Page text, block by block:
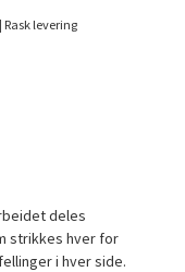
Rask levering
deles
strikkes hver for
i hver side.